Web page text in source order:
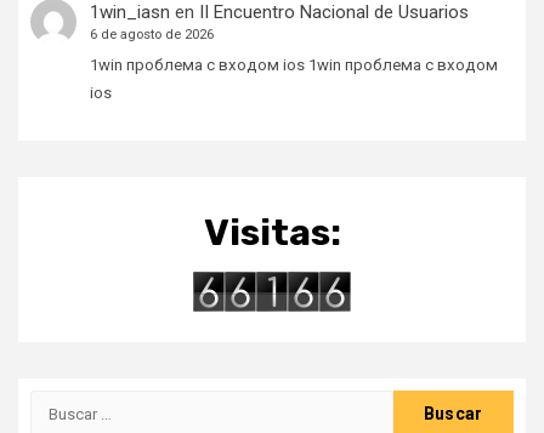
1win_iasn en II Encuentro Nacional de Usuarios
6 de agosto de 2026
1win проблема с входом ios 1win проблема с входом
ios
Visitas: